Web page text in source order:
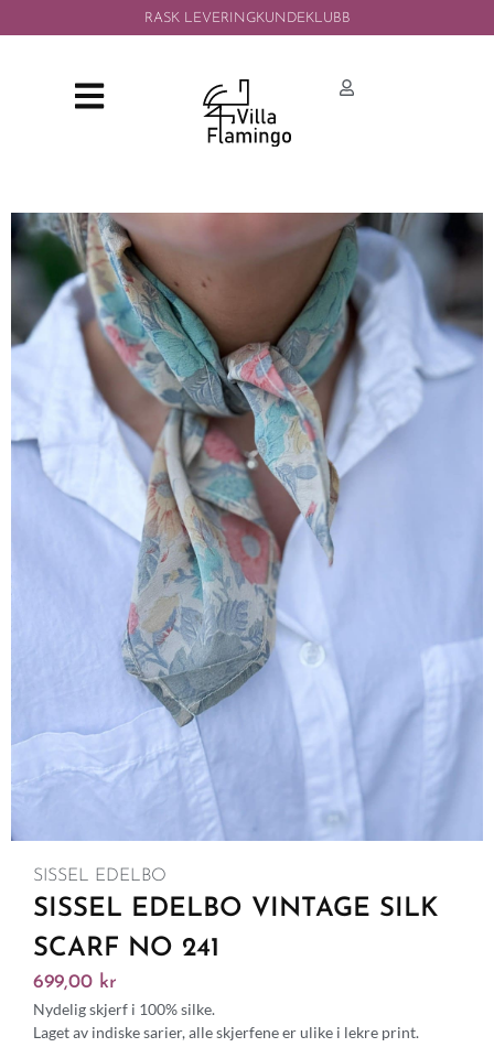
RASK LEVERINGKUNDEKLUBB
SISSEL EDELBO
SISSEL EDELBO VINTAGE SILK
SCARF NO 241
699,00 kr
Nydelig skjerf i 100% silke.
Laget av indiske sarier, alle skjerfene er ulike i lekre print.